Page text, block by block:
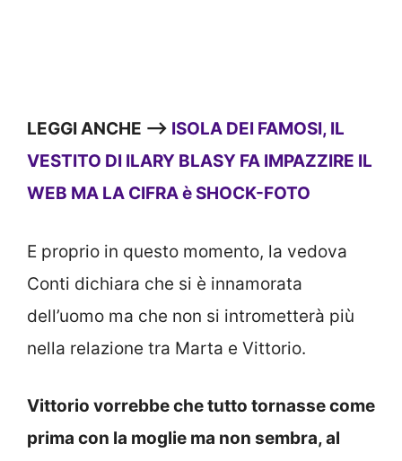
LEGGI ANCHE —-> ISOLA DEI FAMOSI, IL
VESTITO DI ILARY BLASY FA IMPAZZIRE IL
WEB MA LA CIFRA è SHOCK-FOTO
E proprio in questo momento, la vedova
Conti dichiara che si è innamorata
dell’uomo ma che non si intrometterà più
nella relazione tra Marta e Vittorio.
Vittorio vorrebbe che tutto tornasse come
prima con la moglie ma non sembra, al